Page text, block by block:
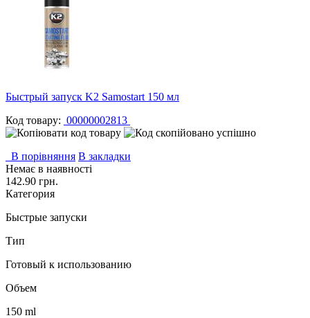
Быстрый запуск K2 Samostart 150 мл
Код товару: 00000002813
В порівняння В закладки
Немає в наявності
142.90 грн.
Категория
Быстрые запуски
Тип
Готовый к использованию
Объем
150 ml